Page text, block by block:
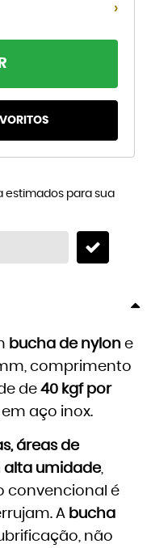
›
estimados para sua
bucha de nylon e
comprimento
de 40 kgf por
em aço inox.
áreas de
alta umidade,
convencional é
A bucha
não